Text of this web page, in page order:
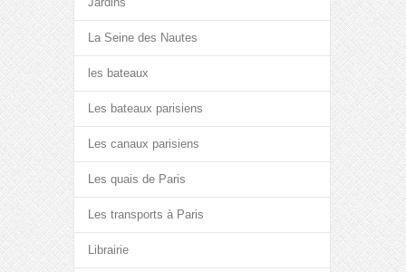
La Seine des Nautes
les bateaux
Les bateaux parisiens
Les canaux parisiens
Les quais de Paris
Les transports à Paris
Librairie